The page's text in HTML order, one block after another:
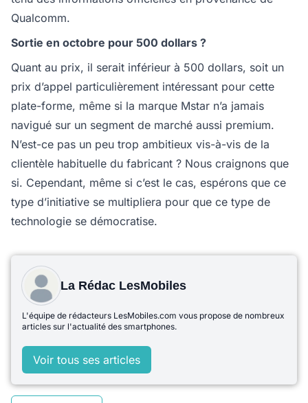
Qualcomm.
Sortie en octobre pour 500 dollars ?
Quant au prix, il serait inférieur à 500 dollars, soit un
prix d’appel particulièrement intéressant pour cette
plate-forme, même si la marque Mstar n’a jamais
navigué sur un segment de marché aussi premium.
N’est-ce pas un peu trop ambitieux vis-à-vis de la
clientèle habituelle du fabricant ? Nous craignons que
si. Cependant, même si c’est le cas, espérons que ce
type d’initiative se multipliera pour que ce type de
technologie se démocratise.
La Rédac LesMobiles
L'équipe de rédacteurs LesMobiles.com vous propose de nombreux
articles sur l'actualité des smartphones.
Voir tous ses articles